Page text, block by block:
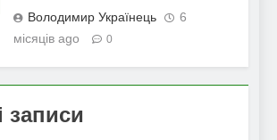
Володимир Українець
6
місяців ago
0
записи